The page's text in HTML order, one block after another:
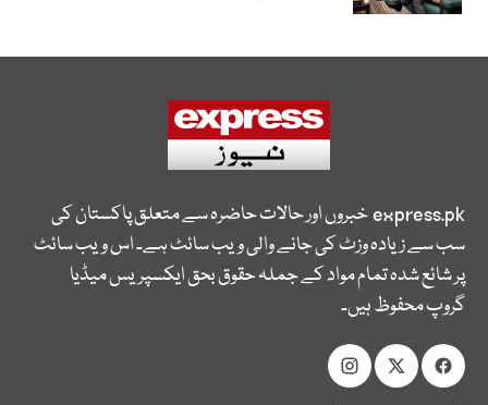
express.pkخبروں اور حالات حاضرہ سے متعلق پاکستان کی
سب سے زیادہ وزٹ کی جانے والی ویب سائٹ ہے۔ اس ویب سائٹ
پر شائع شدہ تمام مواد کے جملہ حقوق بحق ایکسپریس میڈیا
گروپ محفوظ ہیں۔